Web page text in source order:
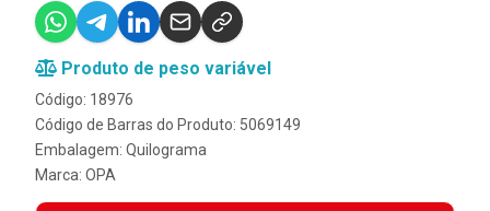
Produto de peso variável
Código: 18976
Código de Barras do Produto: 5069149
Embalagem: Quilograma
Marca: OPA